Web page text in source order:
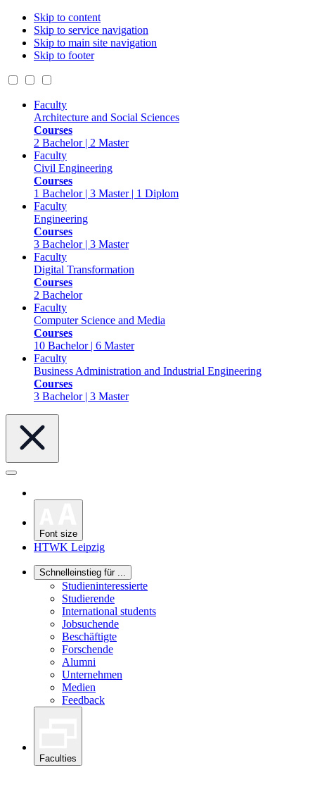
Skip to content
Skip to service navigation
Skip to main site navigation
Skip to footer
Faculty
Architecture and Social Sciences
Courses
2 Bachelor | 2 Master
Faculty
Civil Engineering
Courses
1 Bachelor | 3 Master | 1 Diplom
Faculty
Engineering
Courses
3 Bachelor | 3 Master
Faculty
Digital Transformation
Courses
2 Bachelor
Faculty
Computer Science and Media
Courses
10 Bachelor | 6 Master
Faculty
Business Administration and Industrial Engineering
Courses
3 Bachelor | 3 Master
Font size
HTWK Leipzig
Schnelleinstieg für ...
Studieninteressierte
Studierende
International students
Jobsuchende
Beschäftigte
Forschende
Alumni
Unternehmen
Medien
Feedback
Faculties